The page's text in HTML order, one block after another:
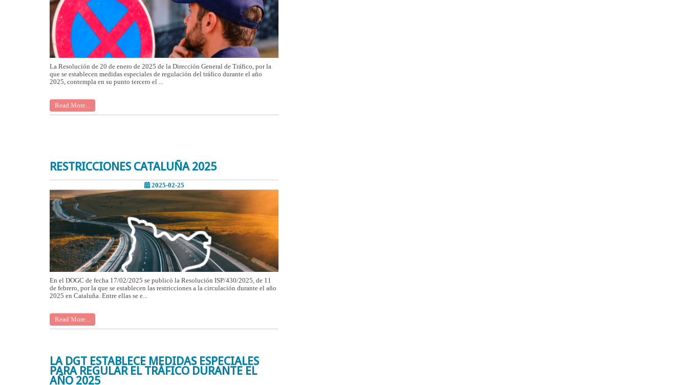
La Resolución de 20 de enero de 2025 de la Dirección General de Tráfico, por la
que se establecen medidas especiales de regulación del tráfico durante el año
2025, contempla en su punto tercero el ...
Read More...
RESTRICCIONES CATALUÑA 2025
2025-02-25
En el DOGC de fecha 17/02/2025 se publicó la Resolución ISP/430/2025, de 11
de febrero, por la que se establecen las restricciones a la circulación durante el año
2025 en Cataluña. Entre ellas se e...
Read More...
LA DGT ESTABLECE MEDIDAS ESPECIALES
PARA REGULAR EL TRÁFICO DURANTE EL
AÑO 2025